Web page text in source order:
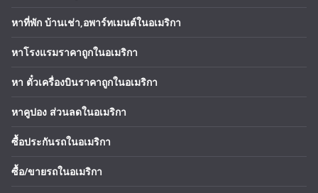
หาที่พัก บ้านเช่า,อพาร์ทเมนต์ในอเมริกา
หาโรงแรมราคาถูกในอเมริกา
หา ตั๋วเครื่องบินราคาถูกในอเมริกา
หาคูปอง ส่วนลดในอเมริกา
ซื้อประกันรถในอเมริกา
ซื้อ/ขายรถในอเมริกา